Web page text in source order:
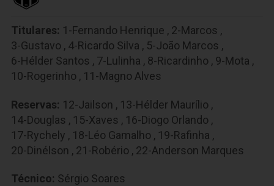
Titulares: 1-Fernando Henrique , 2-Marcos ,
3-Gustavo , 4-Ricardo Silva , 5-João Marcos ,
6-Hélder Santos , 7-Lulinha , 8-Ricardinho , 9-Mota ,
10-Rogerinho , 11-Magno Alves
Reservas: 12-Jailson , 13-Hélder Maurílio ,
14-Douglas , 15-Xaves , 16-Diogo Orlando ,
17-Rychely , 18-Léo Gamalho , 19-Rafinha ,
20-Dinélson , 21-Robério , 22-Anderson Marques
Técnico: Sérgio Soares